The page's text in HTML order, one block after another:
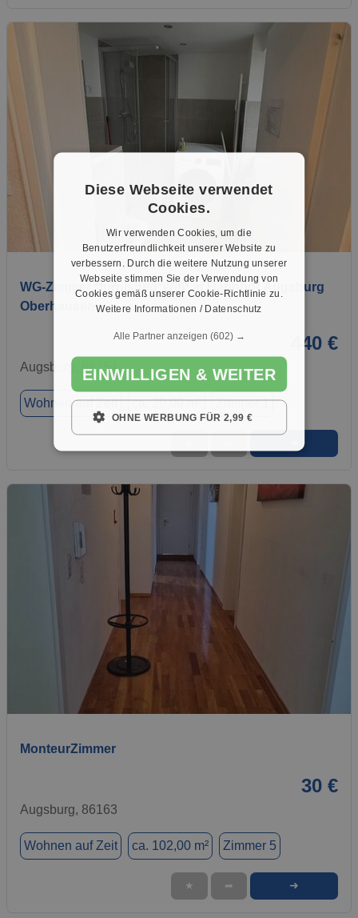
WG-Zimmer *furnished*Wifi* at Bahnhof Augsburg
Oberhausen
440 €
Augsburg, 86154
Wohnen auf Zeit ca. 20,00 m² Zimmer 1
MonteurZimmer
30 €
Augsburg, 86163
Wohnen auf Zeit ca. 102,00 m² Zimmer 5
★ ➦ ➜
Diese Webseite verwendet
Cookies.
Wir verwenden Cookies, um die
Benutzerfreundlichkeit unserer Website zu
verbessern. Durch die weitere Nutzung unserer
Webseite stimmen Sie der Verwendung von
Cookies gemäß unserer Cookie-Richtlinie zu.
Weitere Informationen / Datenschutz
Alle Partner anzeigen (602) →
EINWILLIGEN & WEITER
OHNE WERBUNG FÜR 2,99 €